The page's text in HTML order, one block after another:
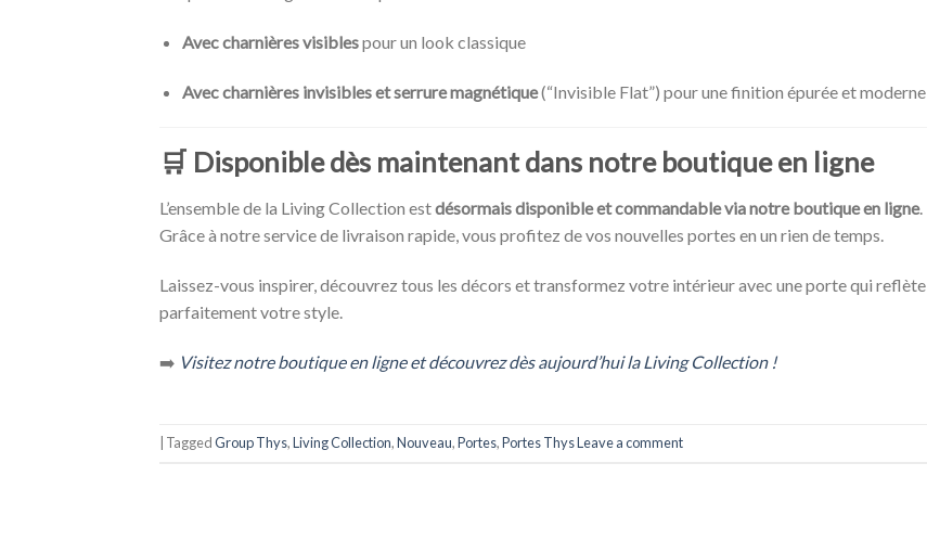
Avec charnières visiblespour un look classique
Avec charnières invisibles et serrure magnétique(“Invisible Flat”) pour une finition épurée et moderne
🛒 Disponible dès maintenant dans notre boutique en ligne
L’ensemble de la Living Collection estdésormais disponible et commandable via notre boutique en ligne.
Grâce à notre service de livraison rapide, vous profitez de vos nouvelles portes en un rien de temps.
Laissez-vous inspirer, découvrez tous les décors et transformez votre intérieur avec une porte qui reflète
parfaitement votre style.
➡️ Visitez notre boutique en ligne et découvrez dès aujourd’hui la Living Collection !
TaggedGroup Thys,Living Collection,Nouveau,Portes,Portes ThysLeave a comment